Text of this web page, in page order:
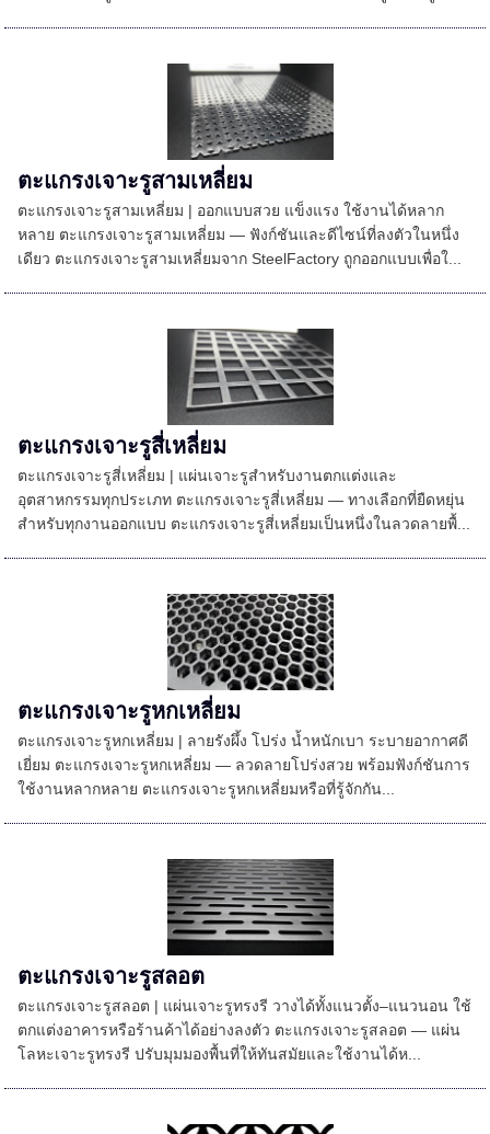
ตะแกรงเจาะรูสามเหลี่ยม
ตะแกรงเจาะรูสามเหลี่ยม | ออกแบบสวย แข็งแรง ใช้งานได้หลาก
หลาย ตะแกรงเจาะรูสามเหลี่ยม — ฟังก์ชันและดีไซน์ที่ลงตัวในหนึ่ง
เดียว ตะแกรงเจาะรูสามเหลี่ยมจาก SteelFactory ถูกออกแบบเพื่อใ...
ตะแกรงเจาะรูสี่เหลี่ยม
ตะแกรงเจาะรูสี่เหลี่ยม | แผ่นเจาะรูสำหรับงานตกแต่งและ
อุตสาหกรรมทุกประเภท ตะแกรงเจาะรูสี่เหลี่ยม — ทางเลือกที่ยืดหยุ่น
สำหรับทุกงานออกแบบ ตะแกรงเจาะรูสี่เหลี่ยมเป็นหนึ่งในลวดลายพื้...
ตะแกรงเจาะรูหกเหลี่ยม
ตะแกรงเจาะรูหกเหลี่ยม | ลายรังผึ้ง โปร่ง น้ำหนักเบา ระบายอากาศดี
เยี่ยม ตะแกรงเจาะรูหกเหลี่ยม — ลวดลายโปร่งสวย พร้อมฟังก์ชันการ
ใช้งานหลากหลาย ตะแกรงเจาะรูหกเหลี่ยมหรือที่รู้จักกัน...
ตะแกรงเจาะรูสลอต
ตะแกรงเจาะรูสลอต | แผ่นเจาะรูทรงรี วางได้ทั้งแนวตั้ง–แนวนอน ใช้
ตกแต่งอาคารหรือร้านค้าได้อย่างลงตัว ตะแกรงเจาะรูสลอต — แผ่น
โลหะเจาะรูทรงรี ปรับมุมมองพื้นที่ให้ทันสมัยและใช้งานได้ห...